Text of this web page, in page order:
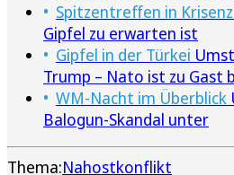
Spitzentreffen in
Gipfel zu erwarten ist
Gipfel in der Türkei
Trump – Nato ist zu Gast
WM-Nacht im Überblick
Balogun-Skandal unter
Thema:Nahostkonflikt